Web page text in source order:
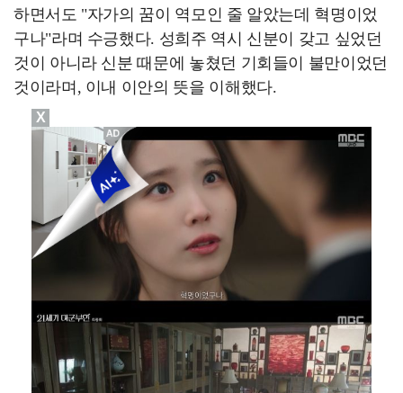
하면서도 "자가의 꿈이 역모인 줄 알았는데 혁명이었
구나"라며 수긍했다. 성희주 역시 신분이 갖고 싶었던
것이 아니라 신분 때문에 놓쳤던 기회들이 불만이었던
것이라며, 이내 이안의 뜻을 이해했다.
X